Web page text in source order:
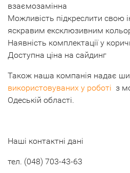
взаємозамінна
Можливість підкреслити свою
яскравим ексклюзивним
Наявність комплектації у
Доступна ціна на сайдинг
Також наша компанія надає
використовуваних у роботі з
Одеській області.
Наші контактні дані
тел. (048) 703-43-63